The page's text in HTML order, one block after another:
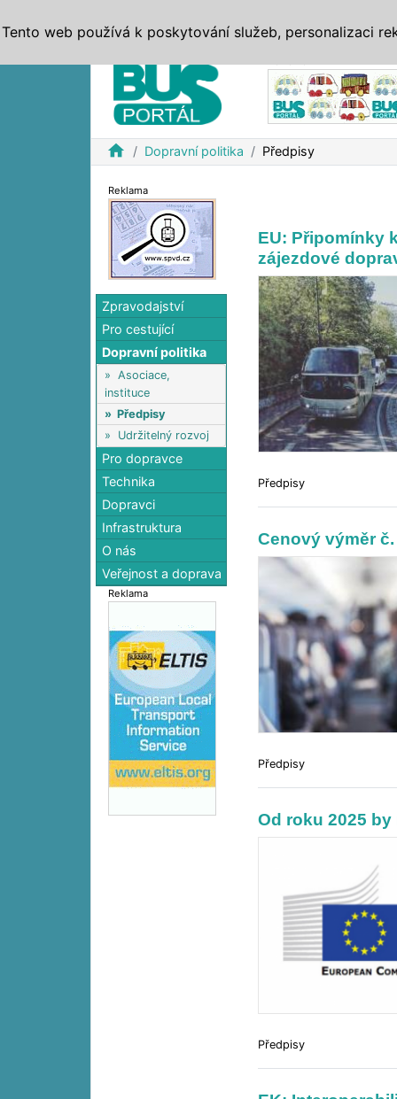
home Dopravní politika Předpisy
Reklama
Zpravodajství
Pro cestující
Dopravní politika
» Asociace,
instituce
» Předpisy
» Udržitelný rozvoj
Pro dopravce
Technika
Dopravci
Infrastruktura
O nás
Veřejnost a doprava
Reklama
EU: Připomínky
zájezdové
Předpisy
Cenový výměr č.
Předpisy
Od roku 2025
Předpisy
Tento web používá k poskytování služeb, personalizaci